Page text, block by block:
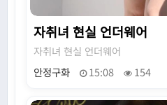
자취녀 현실 언더웨어
자취녀 현실 언더웨어
안정구화
15:08 154